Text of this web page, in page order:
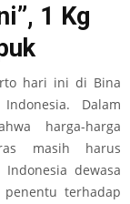
1 Kg
hari ini di Bina
Dalam
harga-harga
masih harus
dewasa
terhadap